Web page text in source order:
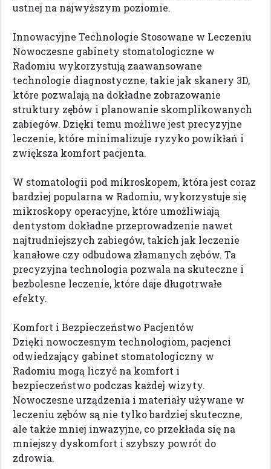
ustnej na najwyższym poziomie.
Innowacyjne Technologie Stosowane w Leczeniu
Nowoczesne gabinety stomatologiczne w
Radomiu wykorzystują zaawansowane
technologie diagnostyczne, takie jak skanery 3D,
które pozwalają na dokładne zobrazowanie
struktury zębów i planowanie skomplikowanych
zabiegów. Dzięki temu możliwe jest precyzyjne
leczenie, które minimalizuje ryzyko powikłań i
zwiększa komfort pacjenta.
W stomatologii pod mikroskopem, która jest coraz
bardziej popularna w Radomiu, wykorzystuje się
mikroskopy operacyjne, które umożliwiają
dentystom dokładne przeprowadzenie nawet
najtrudniejszych zabiegów, takich jak leczenie
kanałowe czy odbudowa złamanych zębów. Ta
precyzyjna technologia pozwala na skuteczne i
bezbolesne leczenie, które daje długotrwałe
efekty.
Komfort i Bezpieczeństwo Pacjentów
Dzięki nowoczesnym technologiom, pacjenci
odwiedzający gabinet stomatologiczny w
Radomiu mogą liczyć na komfort i
bezpieczeństwo podczas każdej wizyty.
Nowoczesne urządzenia i materiały używane w
leczeniu zębów są nie tylko bardziej skuteczne,
ale także mniej inwazyjne, co przekłada się na
mniejszy dyskomfort i szybszy powrót do
zdrowia.